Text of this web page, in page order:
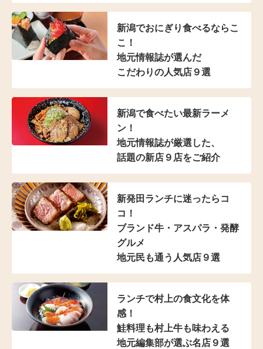
新潟でおにぎり食べるならこ
こ！
地元情報誌が選んだ
こだわりの人気店９選
新潟で食べたい最新ラーメ
ン！
地元情報誌が厳選した、
話題の新店９店をご紹介
新発田ランチに迷ったらコ
コ！
ブランド牛・アスパラ ・発酵
グルメ
地元民も通う人気店９選
ランチで村上の食文化を体
感！
鮭料理も村上牛も味わえる
地元編集部が選ぶ名店９選